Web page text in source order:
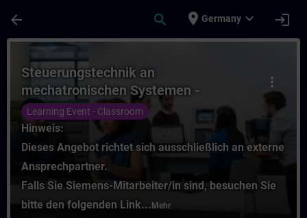
arrow_back search place Germany expand_more login
Kurs - Steuerungstechnik an
more_vert
Steuerungstechnik an
mechatronischen Systemen -
Grundlagen (Präsenz-Training)
Learning Event - Classroom
Hinweis:
Dieses Angebot richtet sich ausschließlich an externe
Ansprechpartner.
Falls Sie Siemens-Mitarbeiter/in sind, besuchen Sie
bitte den folgenden Link... Mehr